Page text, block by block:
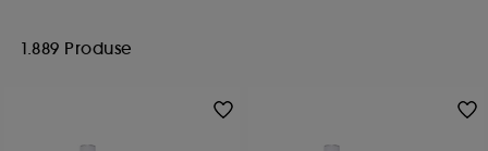
1.889 Produse